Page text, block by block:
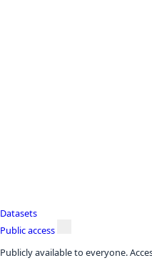
Datasets
Public access
Publicly available to everyone.